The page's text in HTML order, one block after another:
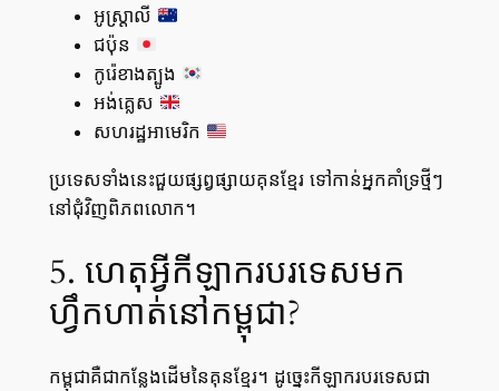
អូស្ត្រាលី
ជប៉ុន
កូរ៉េខាងត្បូង
អង់គ្លេស
សហរដ្ឋអាមេរិក
ប្រទេសទាំងនេះជួយផ្សព្វផ្សាយគុនខ្មែរ ទៅកាន់អ្នកគាំទ្រថ្មីៗ
នៅជុំវិញពិភពលោក។
5. ហេតុអ្វីកីឡាករបរទេសមក
ហ្វឹកហាត់នៅកម្ពុជា?
កម្ពុជាគឺជាកន្លែងដើមនៃគុនខ្មែរ។ ដូច្នេះកីឡាករបរទេសជា